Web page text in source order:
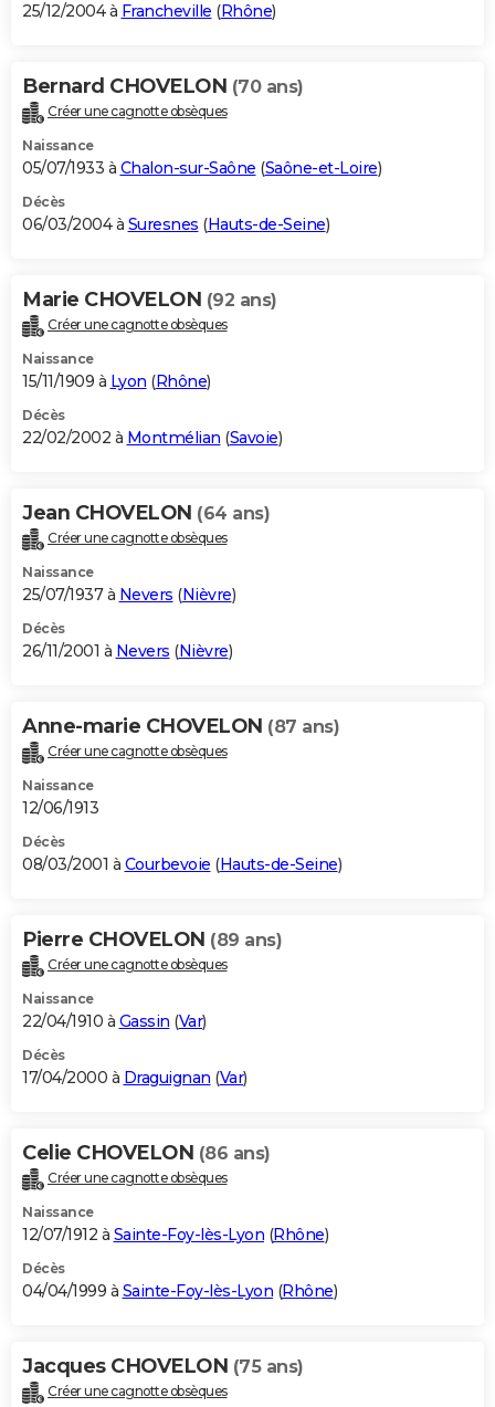
25/12/2004 à Francheville (Rhône)
Bernard CHOVELON (70 ans)
Créer une cagnotte obsèques
Naissance
05/07/1933 à Chalon-sur-Saône (Saône-et-Loire)
Décès
06/03/2004 à Suresnes (Hauts-de-Seine)
Marie CHOVELON (92 ans)
Créer une cagnotte obsèques
Naissance
15/11/1909 à Lyon (Rhône)
Décès
22/02/2002 à Montmélian (Savoie)
Jean CHOVELON (64 ans)
Créer une cagnotte obsèques
Naissance
25/07/1937 à Nevers (Nièvre)
Décès
26/11/2001 à Nevers (Nièvre)
Anne-marie CHOVELON (87 ans)
Créer une cagnotte obsèques
Naissance
12/06/1913
Décès
08/03/2001 à Courbevoie (Hauts-de-Seine)
Pierre CHOVELON (89 ans)
Créer une cagnotte obsèques
Naissance
22/04/1910 à Gassin (Var)
Décès
17/04/2000 à Draguignan (Var)
Celie CHOVELON (86 ans)
Créer une cagnotte obsèques
Naissance
12/07/1912 à Sainte-Foy-lès-Lyon (Rhône)
Décès
04/04/1999 à Sainte-Foy-lès-Lyon (Rhône)
Jacques CHOVELON (75 ans)
Créer une cagnotte obsèques